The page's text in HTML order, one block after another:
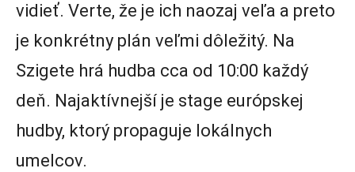
vidieť. Verte, že je ich naozaj veľa a preto
je konkrétny plán veľmi dôležitý. Na
Szigete hrá hudba cca od 10:00 každý
deň. Najaktívnejší je stage európskej
hudby, ktorý propaguje lokálnych
umelcov.